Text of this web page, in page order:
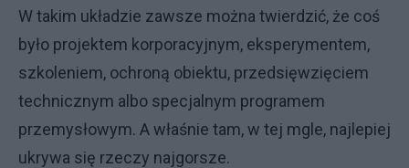
W takim układzie zawsze można twierdzić, że coś
było projektem korporacyjnym, eksperymentem,
szkoleniem, ochroną obiektu, przedsięwzięciem
technicznym albo specjalnym programem
przemysłowym. A właśnie tam, w tej mgle, najlepiej
ukrywa się rzeczy najgorsze.